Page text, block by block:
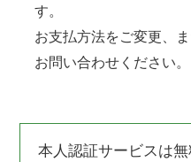
す。
お支払方法をご変更、
お問い合わせください。
本人認証サービスは